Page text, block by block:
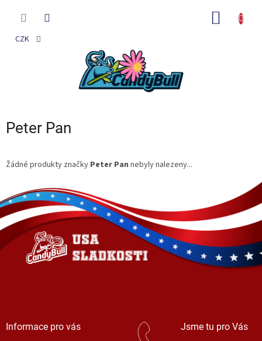
CZK
Peter Pan
Žádné produkty značky Peter Pan nebyly nalezeny...
á
p
a
í
Informace pro vás Jsme tu pro Vás